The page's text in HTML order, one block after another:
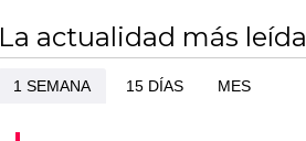
La actualidad más leída
1 SEMANA 15 DÍAS MES